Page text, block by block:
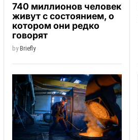
740 миллионов человек
живут с состоянием, о
котором они редко
говорят
byBriefly